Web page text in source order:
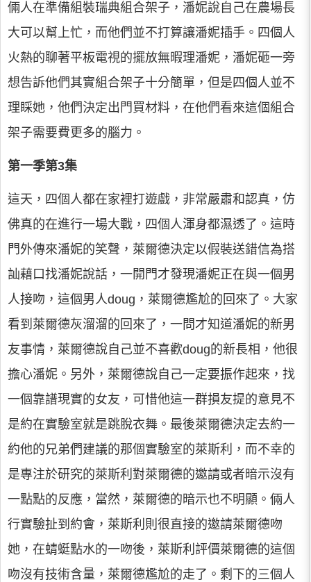
倆人在準備組裝瑞典組合架子，潘妮說自己在農場長
大可以幫上忙，而他們並不打算讓潘妮插手。四個人
火熱的聊著平板電視的擺放無暇理潘妮，潘妮砸一旁
想告訴他們其實組合架子十分簡單，但是四個人並不
理睬她，他們決定出門買材料，在他們看來這個組合
架子需要費更多的腦力。
第一季第3集
這天，四個人都在家裡打遊戲，非常嚴肅和認真，仿
佛真的在進行一場大戰，四個人渾身都濕透了。這時
門外傳來潘妮的笑聲，萊爾德決定以假裝送錯信為搭
訕藉口找潘妮說話，一開門才發現潘妮正在與一個男
人接吻，這個男人doug，萊爾德尷尬的回來了。大家
看到萊爾德灰溜溜的回來了，一問才知道潘妮的新男
友事情，萊爾德說自己並不喜歡doug的新長相，他很
擔心潘妮。另外，萊爾德說自己一定要振作起來，找
一個靠譜現實的女友，可惜他這一群損友提的意見不
是約在實驗室就是跳脫衣舞。最後萊爾德決定去約一
約他的兄弟們建議的那個實驗室的萊斯利，而不幸的
是專注於研究的萊斯利對萊爾德的邀請或者暗示沒有
一點點的反應，當然，萊爾德的暗示也不明顯。倆人
行實驗扯到約會，萊斯利則很直接的邀請萊爾德吻
她，在蜻蜓點水的一吻後，萊斯利評價萊爾德的這個
吻沒有技術含量，萊爾德尷尬的走了。剩下的三個人